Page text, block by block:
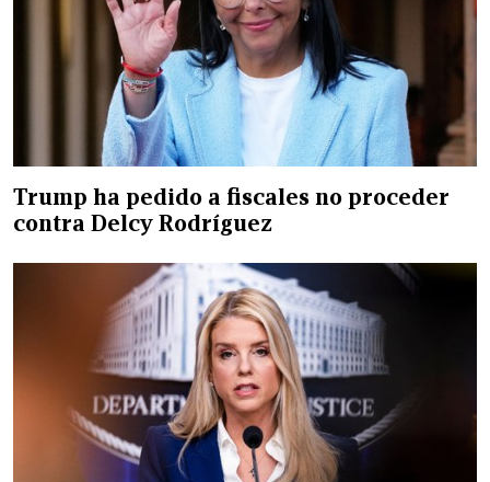
Trump ha pedido a fiscales no proceder
contra Delcy Rodríguez